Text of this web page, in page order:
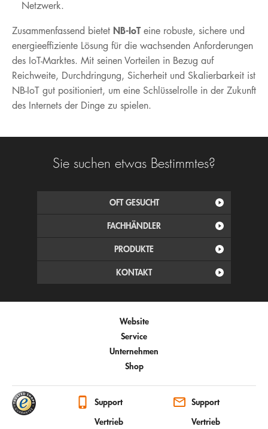
Netzwerk.
Zusammenfassend bietet NB-IoTeine robuste, sichere und
energieeffiziente Lösung für die wachsenden Anforderungen
des IoT-Marktes. Mit seinen Vorteilen in Bezug auf
Reichweite, Durchdringung, Sicherheit und Skalierbarkeit ist
NB-IoT gut positioniert, um eine Schlüsselrolle in der Zukunft
des Internets der Dinge zu spielen.
Sie suchen etwas Bestimmtes?
OFT GESUCHT
FACHHÄNDLER
PRODUKTE
KONTAKT
Website
Service
Unternehmen
Shop
Support
Vertrieb
Support
Vertrieb